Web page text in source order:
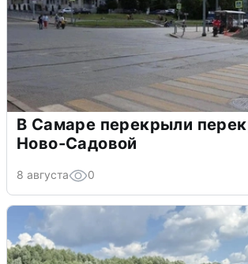
В Самаре перекрыли
Ново-Садовой
8 августа 0